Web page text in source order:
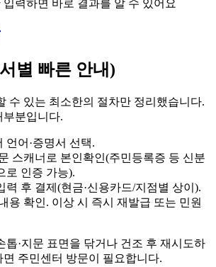
력하면 바로 결과를 알 수 있어요
별 빠른 안내)
수 있는 최소한의 절차만 정리했습니다.
부분입니다.
언어·증명서 선택.
스캐너로 본인확인(주민등록증 등 신분
로 인증 가능).
력 후 결제(현금·신용카드/지점별 상이).
용 확인. 이상 시 즉시 재발급 또는 민원
톱·지문 표면을 닦거나 건조 후 재시도하
주민센터 방문이 필요합니다.